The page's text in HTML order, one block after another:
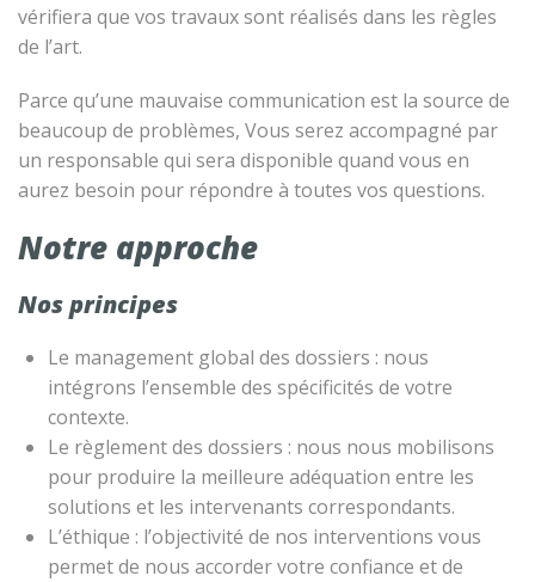
vérifiera que vos travaux sont réalisés dans les règles
de l’art.
Parce qu’une mauvaise communication est la source de
beaucoup de problèmes, Vous serez accompagné par
un responsable qui sera disponible quand vous en
aurez besoin pour répondre à toutes vos questions.
Notre approche
Nos principes
Le management global des dossiers : nous
intégrons l’ensemble des spécificités de votre
contexte.
Le règlement des dossiers : nous nous mobilisons
pour produire la meilleure adéquation entre les
solutions et les intervenants correspondants.
L’éthique : l’objectivité de nos interventions vous
permet de nous accorder votre confiance et de